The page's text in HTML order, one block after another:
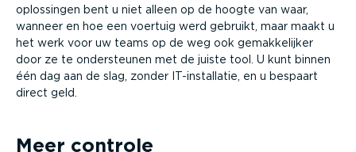
oplossingen bent u niet alleen op de hoogte van waar,
wanneer en hoe een voertuig werd gebruikt, maar maakt u
het werk voor uw teams op de weg ook gemak­ke­lijker
door ze te onder­steunen met de juiste tool. U kunt binnen
één dag aan de slag, zonder IT-in­stal­latie, en u bespaart
direct geld.
Meer controle